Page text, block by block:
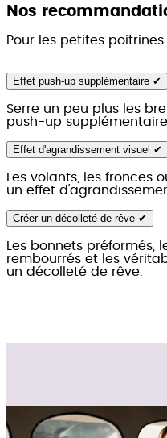
Nos
Pour les petites poitrines
Effet push-up supplémentaire ✔
Serre un peu plus les
push-up
Effet d'agrandissement visuel ✔
Les volants, les fronces
un effet
Créer un décolleté de rêve ✔
Les bonnets préformés,
rembourrés et les
un décolleté de rêve.